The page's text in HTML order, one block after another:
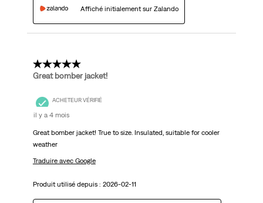
Affiché initialement sur Zalando
5 étoile(s) sur 5.
Great bomber jacket!
ACHETEUR VÉRIFIÉ
il y a 4 mois
Great bomber jacket! True to size. Insulated, suitable for cooler
weather
Traduire avec Google
Produit utilisé depuis : 2026-02-11